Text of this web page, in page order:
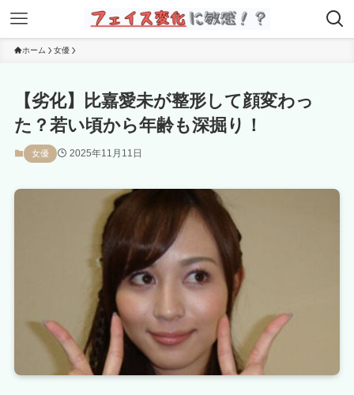
ホーム 女優
【劣化】比嘉愛未が整形して顔変わっ
た？若い頃から年齢も深掘り！
女優 2025年11月11日